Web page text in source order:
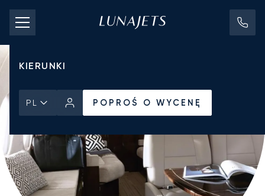
KOSZTY CZARTERU
PRYWATNE ODRZUTOWCE
KIERUNKI
PL POPROŚ O WYCENĘ